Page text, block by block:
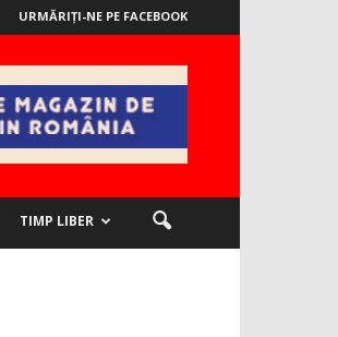
URMĂRIȚI-NE PE FACEBOOK
TIMP LIBER